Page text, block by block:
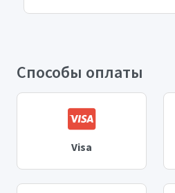
Способы оплаты
Visa